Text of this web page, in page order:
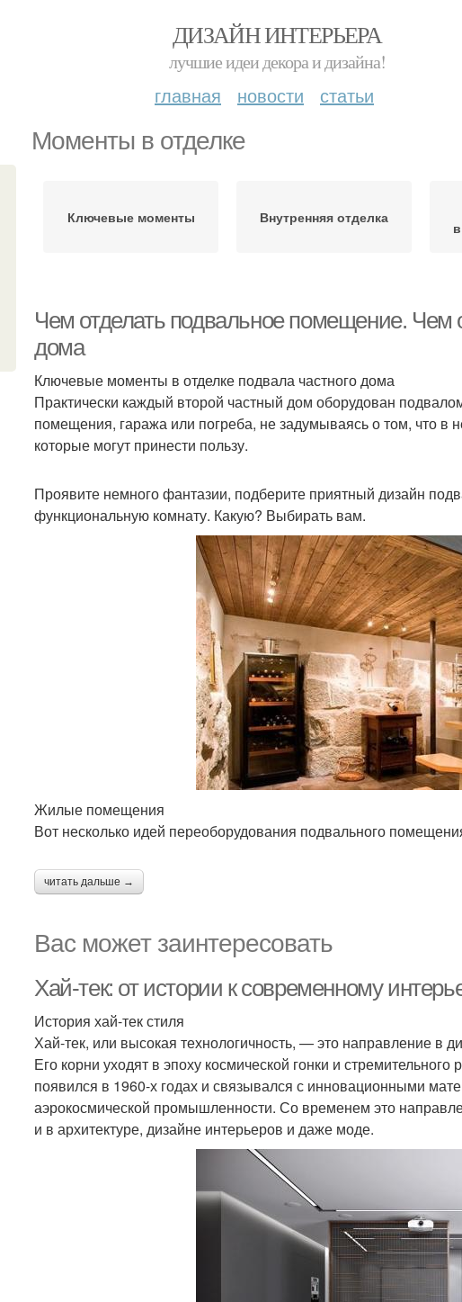
ДИЗАЙН ИНТЕРЬЕРА
лучшие идеи декора и дизайна!
главная новости статьи
Моменты в отделке
Ключевые моменты Внутренняя отделка
Чем отделать подвальное помещение. Чем
дома
Ключевые моменты в отделке подвала частного дома
Практически каждый второй частный дом оборудован
помещения, гаража или погреба, не задумываясь о том, что в
которые могут принести пользу.
Проявите немного фантазии, подберите приятный дизайн
функциональную комнату. Какую? Выбирать вам.
Жилые помещения
Вот несколько идей переоборудования подвального
читать дальше →
Вас может заинтересовать
Хай-тек: от истории к современному
История хай-тек стиля
Хай-тек, или высокая технологичность, — это направление в
Его корни уходят в эпоху космической гонки и
появился в 1960-х годах и связывался с инновационными
аэрокосмической промышленности. Со временем это
и в архитектуре, дизайне интерьеров и даже моде.